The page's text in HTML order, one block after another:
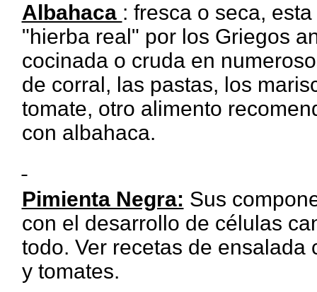
Albahaca : fresca o seca,
"hierba real" por los Griegos
cocinada o cruda en
de corral, las pastas, los
tomate, otro alimento
con albahaca.
Pimienta Negra: Sus
con el desarrollo de células
todo. Ver recetas de
y tomates.